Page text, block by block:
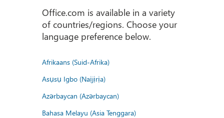
Office.com is available in a variety
of countries/regions. Choose your
language preference below.
Afrikaans (Suid-Afrika)
Asụsụ Igbo (Naịjịrịa)
Azərbaycan (Azərbaycan)
Bahasa Melayu (Asia Tenggara)